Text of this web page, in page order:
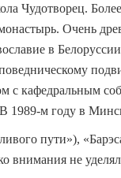
Чудотворец.
Очень
в
с кафедральным
1989-м году в
пути»),
внимания не